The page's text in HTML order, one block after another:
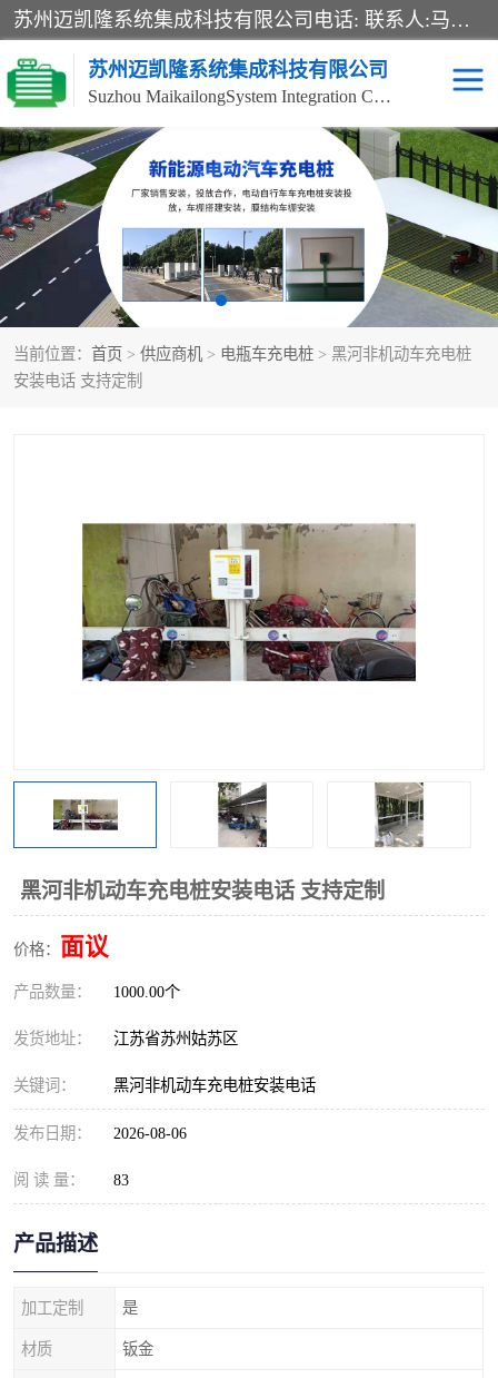
苏州迈凯隆系统集成科技有限公司电话: 联系人:马杰森 销售安装视频监控、报警系统、电话交换机、门禁考勤、巡更系统、呼叫对讲系统、停车场道闸、智能家居、广播系统、综合布线、办公设备、电子商务软件、网络工程、酒店门锁系列 系统集成、VOD视频点播、LED显示屏、节能产品、USP电源、收银机等弱电及智能化项目。
苏州迈凯隆系统集成科技有限公司
Suzhou MaikailongSystem Integration Co., Ltd.
当前位置： 首页 > 供应商机 > 电瓶车充电桩 > 黑河非机动车充电桩
安装电话 支持定制
黑河非机动车充电桩安装电话 支持定制
价格： 面议
产品数量： 1000.00个
发货地址： 江苏省苏州姑苏区
关键词： 黑河非机动车充电桩安装电话
发布日期： 2026-08-06
阅 读 量： 83
产品描述
加工定制 是
材质 钣金
非机动车充电桩 电瓶车充电桩
电动自行车充电桩 两轮电动车充电桩
充电桩